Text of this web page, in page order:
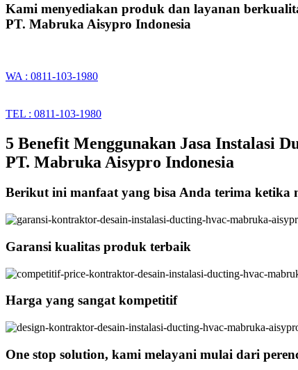
Kami menyediakan produk dan layanan
PT. Mabruka Aisypro Indonesia
WA : 0811-103-1980
TEL : 0811-103-1980
5 Benefit Menggunakan Jasa Instalasi
PT. Mabruka Aisypro Indonesia
Berikut ini manfaat yang bisa Anda terima ketika
Garansi kualitas produk terbaik
Harga yang sangat kompetitif
One stop solution, kami melayani mulai dari